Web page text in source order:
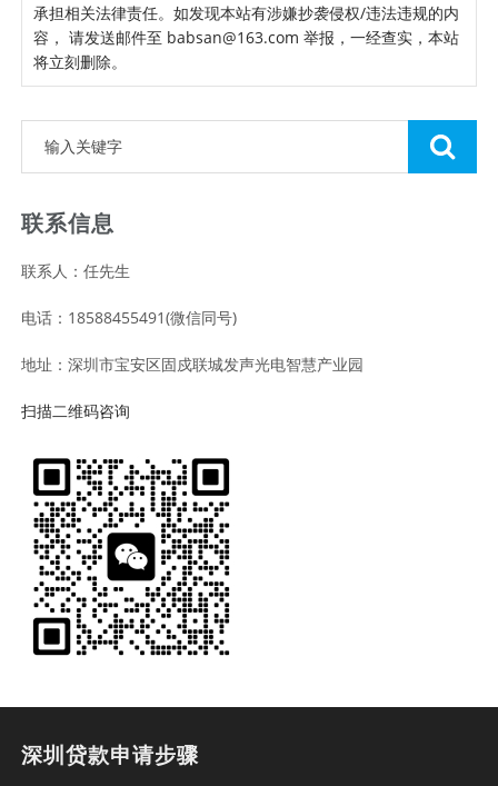
承担相关法律责任。如发现本站有涉嫌抄袭侵权/违法违规的内
容， 请发送邮件至 babsan@163.com 举报，一经查实，本站
将立刻删除。
联系信息
联系人：任先生
电话：18588455491(微信同号)
地址：深圳市宝安区固戍联城发声光电智慧产业园
扫描二维码咨询
深圳贷款申请步骤